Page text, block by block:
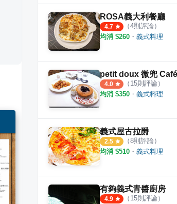
ROSA義大利餐廳
4.7 （4則評論）
均消 $260 ・ 義式料理
4.0 （ 15則評論）
均消 $350 ・ 義式料理
義式屋古拉爵
2.5 （8則評論）
均消 $510 ・ 義式料理
有夠義式青醬廚房
4.9 （ 15則評論）